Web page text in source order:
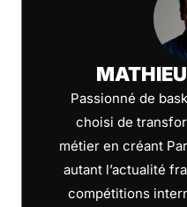
Passionné de
choisi de
métier en créant
autant l’actualité
compétitions